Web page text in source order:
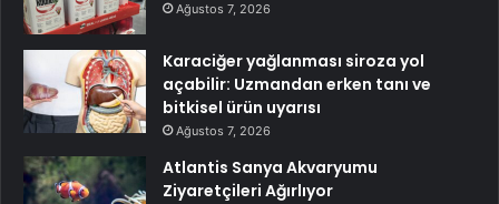
Ağustos 7, 2026
Karaciğer yağlanması siroza yol
açabilir: Uzmandan erken tanı ve
bitkisel ürün uyarısı
Ağustos 7, 2026
Atlantis Sanya Akvaryumu
Ziyaretçileri Ağırlıyor